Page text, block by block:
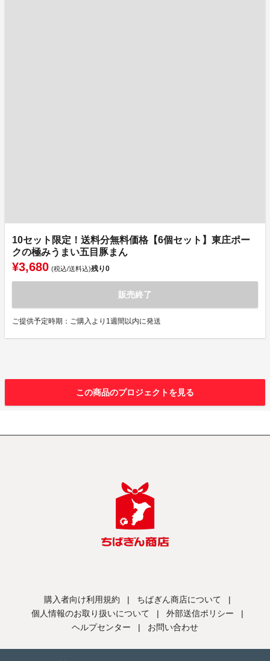
10セット限定！送料分無料価格【6個セット】東庄ポー
クの極みうまい五目豚まん
¥3,680 (税込/送料込)残り0
販売終了
ご提供予定時期：ご購入より1週間以内に発送
この商品のプロジェクトを見る
購入者向け利用規約 | ちばぎん商店について
|
個人情報のお取り扱いについて
| 外部送信ポリシー
|
ヘルプセンター
| お問い合わせ